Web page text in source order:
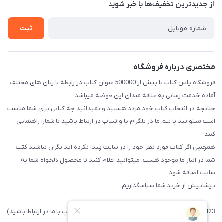
درباره ما
راهنما
از جدید‌ترین تخفیف‌ها با‌ خبر شوید
ثبت
مختصری درباره فروشگاه
فروشگاه یاس کتاب با بیش از 500000 عنوان کتاب در رابطه با زبان های مختلف
آماده خدمت رسانی به علاقه مندان این حوضه میباشد
چنانچه در انتخاب کتاب خود مردد هستید و نمیدانید چه کتابی برای شما مناسب
است میتوانید با تیم ما در تلگرام یا واتساپ در ارتباط باشید تا شما‌را راهنمایی
کنند
همچنین اگر کتاب مورد نظر خود را در سایت پیدا نکرده اید نگران نباشید کتب
شما در انبار ما موجود هست. میتوانید اعلام کنید تا محصول دلخواه شما به
سایت اضافه شود.
پیشاپیش از خرید شما سپاسگذاریم
09371742423 (لطفا فقط پیامک داده و یا از طریق واتساپ با ما در ارتباط باشید)